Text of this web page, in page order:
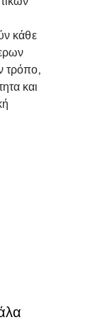
κάθε
τρόπο,
και